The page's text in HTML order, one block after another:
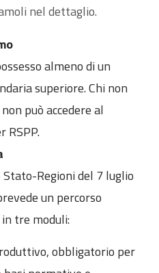
nel dettaglio.
almeno di un
superiore. Chi non
può accedere al
RSPP.
Regioni del 7 luglio
un percorso
tre moduli:
obbligatorio per